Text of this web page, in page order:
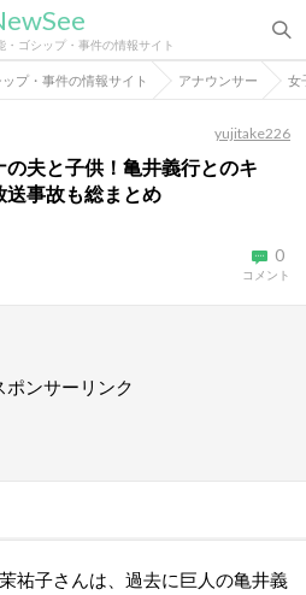
・ゴシップ・事件の情報サイト
プ・事件の情報サイト アナウンサー 女
yujitake226
の夫と子供！亀井義行とのキ
送事故も総まとめ
0
コメント
ポンサーリンク
祐子さんは、過去に巨人の亀井義